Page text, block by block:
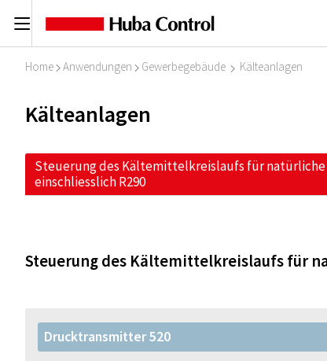
C
Home I Anwendungen I Gewerbegebäude I Kälteanlagen
Kälteanlagen
Steuerung des Kältemittelkreislaufs für
einschliesslich R290
Steuerung des Kältemittelkreislaufs für
Drucktransmitter 520